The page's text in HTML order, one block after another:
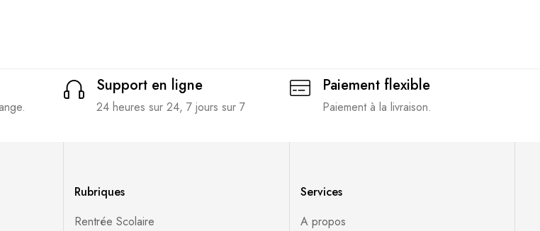
Support en ligne
24 heures sur 24, 7 jours sur 7
Paiement flexible
Paiement à la livraison.
Rubriques
Rentrée Scolaire
Services
A propos